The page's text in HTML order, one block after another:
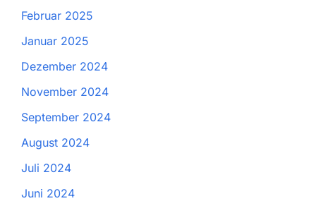
Februar 2025
Januar 2025
Dezember 2024
November 2024
September 2024
August 2024
Juli 2024
Juni 2024